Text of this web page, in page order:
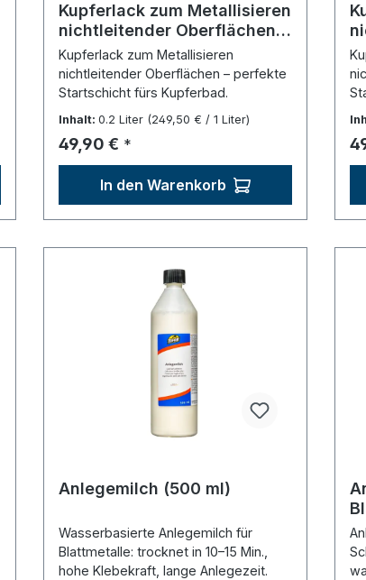
Kupferlack zum Metallisieren
nichtleitender Oberflächen -
Dose (200 ml)
Kupferlack zum Metallisieren
nichtleitender Oberflächen – perfekte
Startschicht fürs Kupferbad.
Inhalt: 0.2 Liter (249,50 € / 1 Liter)
Regulärer Preis:
49,90 € *
In den Warenkorb
Anlegemilch (500 ml)
Wasserbasierte Anlegemilch für
Blattmetalle: trocknet in 10–15 Min.,
hohe Klebekraft, lange Anlegezeit.